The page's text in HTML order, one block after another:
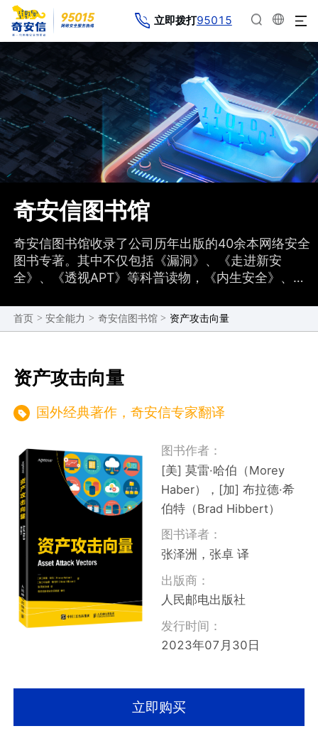
立即拨打95015
奇安信图书馆
奇安信图书馆收录了公司历年出版的40余本网络安全
图书专著。其中不仅包括《漏洞》、《走进新安
全》、《透视APT》等科普读物，《内生安全》、
等实战读物，还包括高校教材、认证培训、海外专著
翻译等图书。奇安信自编月刊《网安26号院》可以在
首页 > 安全能力 > 奇安信图书馆 > 资产攻击向量
资产攻击向量
国外经典著作，奇安信专家翻译
图书作者：
[美] 莫雷·哈伯（Morey
Haber），[加] 布拉德·希
伯特（Brad Hibbert）
图书译者：
张泽洲，张卓 译
出版商：
人民邮电出版社
发行时间：
2023年07月30日
立即购买